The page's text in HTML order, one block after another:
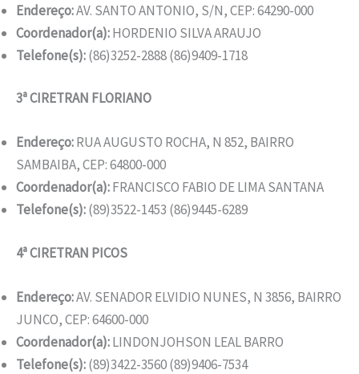
Endereço:AV. SANTO ANTONIO, S/N, CEP: 64290-000
Coordenador(a):HORDENIO SILVA ARAUJO
Telefone(s):(86)3252-2888 (86)9409-1718
3ª CIRETRAN FLORIANO
Endereço:RUA AUGUSTO ROCHA, N 852, BAIRRO
SAMBAIBA, CEP: 64800-000
Coordenador(a):FRANCISCO FABIO DE LIMA SANTANA
Telefone(s):(89)3522-1453 (86)9445-6289
4ª CIRETRAN PICOS
Endereço:AV. SENADOR ELVIDIO NUNES, N 3856, BAIRRO
JUNCO, CEP: 64600-000
Coordenador(a):LINDONJOHSON LEAL BARRO
Telefone(s):(89)3422-3560 (89)9406-7534